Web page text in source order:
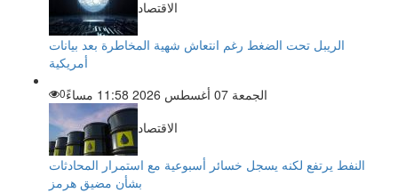
الاقتصاد
الريبل تحت الضغط رغم انتعاش شهية المخاطرة بعد بيانات
أمريكية
الجمعة 07 أغسطس 2026 11:58 مساءً
0
الاقتصاد
النفط يرتفع لكنه يسجل خسائر أسبوعية مع استمرار المحادثات
بشأن مضيق هرمز